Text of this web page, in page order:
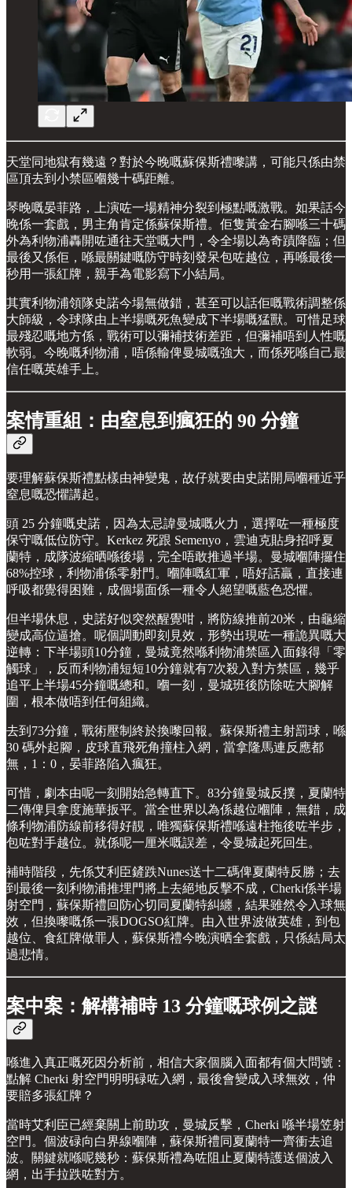
天堂同地獄有幾遠？對於今晚嘅蘇保斯禮嚟講，可能只係由禁
區頂去到小禁區嗰幾十碼距離。
琴晚嘅晏菲路，上演咗一場精神分裂到極點嘅激戰。如果話今
晚係一套戲，男主角肯定係蘇保斯禮。佢隻黃金右腳喺三十碼
外為利物浦轟開咗通往天堂嘅大門，令全場以為奇蹟降臨；但
最後又係佢，喺最關鍵嘅防守時刻發呆包咗越位，再喺最後一
秒用一張紅牌，親手為電影寫下小結局。
其實利物浦領隊史諾今場無做錯，甚至可以話佢嘅戰術調整係
大師級，令球隊由上半場嘅死魚變成下半場嘅猛獸。可惜足球
最殘忍嘅地方係，戰術可以彌補技術差距，但彌補唔到人性嘅
軟弱。今晚嘅利物浦，唔係輸俾曼城嘅強大，而係死喺自己最
信任嘅英雄手上。
案情重組：由窒息到瘋狂的 90 分鐘
要理解蘇保斯禮點樣由神變鬼，故仔就要由史諾開局嗰種近乎
窒息嘅恐懼講起。
頭 25 分鐘嘅史諾，因為太忌諱曼城嘅火力，選擇咗一種極度
保守嘅低位防守。Kerkez 死跟 Semenyo，雲迪克貼身招呼夏
蘭特，成隊波縮晒喺後場，完全唔敢推過半場。曼城嗰陣攞住
68%控球，利物浦係零射門。嗰陣嘅紅軍，唔好話贏，直接連
呼吸都覺得困難，成個場面係一種令人絕望嘅藍色恐懼。
但半場休息，史諾好似突然醒覺咁，將防線推前20米，由龜縮
變成高位逼搶。呢個調動即刻見效，形勢出現咗一種詭異嘅大
逆轉：下半場頭10分鐘，曼城竟然喺利物浦禁區入面錄得「零
觸球」，反而利物浦短短10分鐘就有7次殺入對方禁區，幾乎
追平上半場45分鐘嘅總和。嗰一刻，曼城班後防除咗大腳解
圍，根本做唔到任何組織。
去到73分鐘，戰術壓制終於換嚟回報。蘇保斯禮主射罰球，喺
30 碼外起腳，皮球直飛死角撞柱入網，當拿隆馬連反應都
無，1：0，晏菲路陷入瘋狂。
可惜，劇本由呢一刻開始急轉直下。83分鐘曼城反撲，夏蘭特
二傳俾貝拿度施華扳平。當全世界以為係越位嗰陣，無錯，成
條利物浦防線前移得好靚，唯獨蘇保斯禮喺遠柱拖後咗半步，
包咗對手越位。就係呢一厘米嘅誤差，令曼城起死回生。
補時階段，先係艾利臣鏟跌Nunes送十二碼俾夏蘭特反勝；去
到最後一刻利物浦推埋門將上去絕地反擊不成，Cherki係半場
射空門，蘇保斯禮回防心切同夏蘭特糾纏，結果雖然令入球無
效，但換嚟嘅係一張DOGSO紅牌。由入世界波做英雄，到包
越位、食紅牌做罪人，蘇保斯禮今晚演晒全套戲，只係結局太
過悲情。
案中案：解構補時 13 分鐘嘅球例之謎
喺進入真正嘅死因分析前，相信大家個腦入面都有個大問號：
點解 Cherki 射空門明明碌咗入網，最後會變成入球無效，仲
要賠多張紅牌？
當時艾利臣已經棄關上前助攻，曼城反擊，Cherki 喺半場笠射
空門。個波碌向白界線嗰陣，蘇保斯禮同夏蘭特一齊衝去追
波。關鍵就喺呢幾秒：蘇保斯禮為咗阻止夏蘭特護送個波入
網，出手拉跌咗對方。